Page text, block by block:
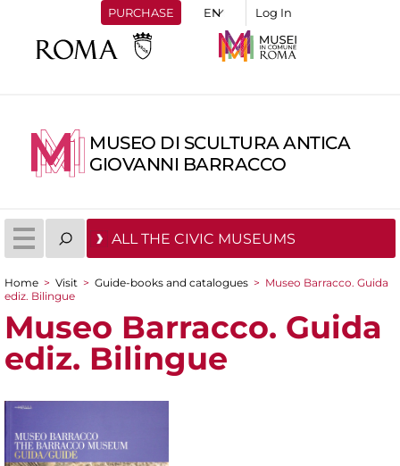
PURCHASE Log In
MUSEO DI SCULTURA ANTICA
GIOVANNI BARRACCO
ALL THE CIVIC MUSEUMS
You are here
Home > Visit > Guide-books and catalogues > Museo Barracco. Guida
ediz. Bilingue
Museo Barracco. Guida
ediz. Bilingue